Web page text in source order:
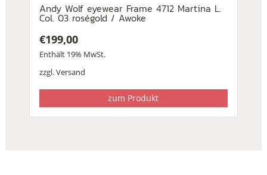
Andy Wolf eyewear Frame 4712 Martina L.
Col. 03 roségold / Awoke
€199,00
Enthält 19% MwSt.
zzgl.Versand
zum Produkt